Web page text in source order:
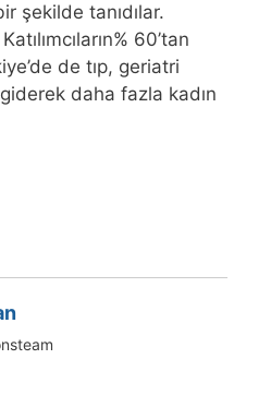
şekilde tanıdılar.
60’tan
de tıp, geriatri
daha fazla kadın